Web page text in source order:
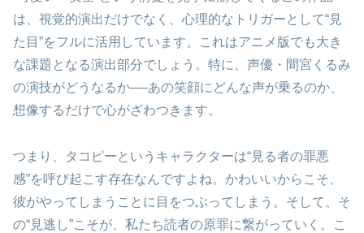
は、視覚的演出だけでなく、心理的なトリガーとして“見
た目”をフルに活用しています。これはアニメ版でも大き
な課題となる演出部分でしょう。特に、声優・間宮くるみ
の演技がどうなるか──あの笑顔にどんな声が乗るのか、
想像するだけで心がざわつきます。
つまり、タコピーというキャラクターは“見る者の罪悪
感”を呼び起こす存在なんですよね。かわいいからこそ、
彼がやってしまうことに目をつぶってしまう。そして、そ
の“見逃し”こそが、私たち読者の原罪に繋がっていく。こ